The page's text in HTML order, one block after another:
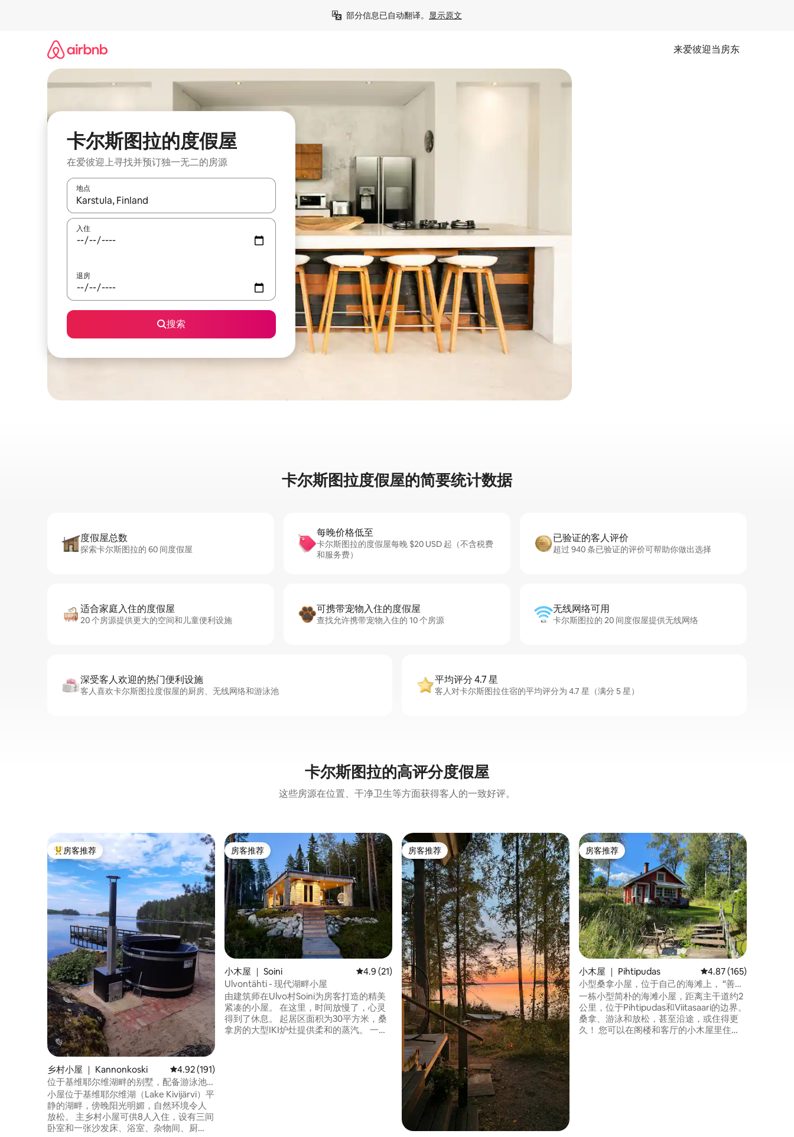
部分信息已自动翻译。 显示原文
来爱彼迎当房东
卡尔斯图拉的度假屋
在爱彼迎上寻找并预订独一无二的房源
地点
如有搜索结果，请使用上下方向键查看，或通过点击或滑动手势浏览。
入住
退房
搜索
卡尔斯图拉度假屋的简要统计数据
度假屋总数
探索卡尔斯图拉的 60 间度假屋
每晚价格低至
卡尔斯图拉的度假屋每晚 $20 USD 起（不含税费
和服务费）
已验证的客人评价
超过 940 条已验证的评价可帮助你做出选择
适合家庭入住的度假屋
20 个房源提供更大的空间和儿童便利设施
可携带宠物入住的度假屋
查找允许携带宠物入住的 10 个房源
无线网络可用
卡尔斯图拉的 20 间度假屋提供无线网络
深受客人欢迎的热门便利设施
客人喜欢卡尔斯图拉度假屋的厨房、无线网络和游泳池
平均评分 4.7 星
客人对卡尔斯图拉住宿的平均评分为 4.7 星（满分 5 星）
卡尔斯图拉的高评分度假屋
这些房源在位置、干净卫生等方面获得客人的一致好评。
热门「房客推荐」
房客推荐
乡村小屋 ｜ Kannonkoski 平均评分 4.92 分（满分 5 分），共 191 条评价
4.92 (191)
位于基维耶尔维湖畔的别墅，配备游泳池
和摩托艇。
小屋位于基维耶尔维湖（Lake Kivijärvi）平
静的湖畔，傍晚阳光明媚，自然环境令人
放松。 主乡村小屋可供8人入住，设有三间
卧室和一张沙发床、浴室、杂物间、厨
房客推荐
房客推荐
小木屋 ｜ Soini 平均评分 4.9 分（满分 5 分），共 21 条评价
4.9 (21)
Ulvontähti - 现代湖畔小屋
由建筑师在Ulvo村Soini为房客打造的精美
紧凑的小屋。 在这里，时间放慢了，心灵
得到了休息。 起居区面积为30平方米，桑
拿房的大型IKI炉灶提供柔和的蒸汽。 一张
房客推荐
房客推荐 房客推荐
房客推荐
小木屋 ｜ Pihtipudas 平均评分 4.87 分（满
4.87 (165)
小型桑拿小屋，位于自己的海滩上， “善
良”
一栋小型简朴的海滩小屋，距离主干道约2
公里，位于Pihtipudas和Viitasaari的边界。
桑拿、游泳和放松，甚至沿途，或住得更
久！ 您可以在阁楼和客厅的小木屋里住